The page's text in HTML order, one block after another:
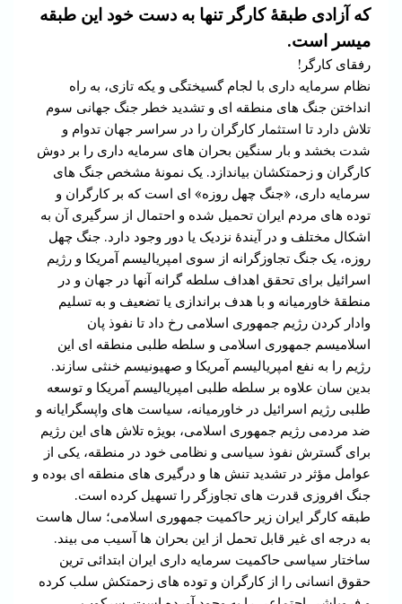
که آزادی طبقۀ کارگر تنها به دست خود این طبقه
میسر است.
رفقای کارگر!
نظام سرمایه داری با لجام گسیختگی و یکه تازی، به راه
انداختن جنگ های منطقه ای و تشدید خطر جنگ جهانی سوم
تلاش دارد تا استثمار کارگران را در سراسر جهان تدوام و
شدت بخشد و بار سنگین بحران های سرمایه داری را بر دوش
کارگران و زحمتکشان بیاندازد. یک نمونۀ مشخص جنگ های
سرمایه داری، «جنگ چهل روزه» ای است که بر کارگران و
توده های مردم ایران تحمیل شده و احتمال از سرگیری آن به
اشکال مختلف و در آیندۀ نزدیک یا دور وجود دارد. جنگ چهل
روزه، یک جنگ تجاوزگرانه از سوی امپریالیسم آمریکا و رژیم
اسرائیل برای تحقق اهداف سلطه گرانه آنها در جهان و در
منطقۀ خاورمیانه و با هدف براندازی یا تضعیف و به تسلیم
وادار کردن رژیم جمهوری اسلامی رخ داد تا نفوذ پان
اسلامیسم جمهوری اسلامی و سلطه طلبی منطقه ای این
رژیم را به نفع امپریالیسم آمریکا و صهیونیسم خنثی سازند.
بدین سان علاوه بر سلطه طلبی امپریالیسم آمریکا و توسعه
طلبی رژیم اسرائیل در خاورمیانه، سیاست های واپسگرایانه و
ضد مردمی رژیم جمهوری اسلامی، بویژه تلاش های این رژیم
برای گسترش نفوذ سیاسی و نظامی خود در منطقه، یکی از
عوامل مؤثر در تشدید تنش ها و درگیری های منطقه ای بوده و
جنگ افروزی قدرت های تجاوزگر را تسهیل کرده است.
طبقه کارگر ایران زیر حاکمیت جمهوری اسلامی؛ سال هاست
به درجه ای غیر قابل تحمل از این بحران ها آسیب می بیند.
ساختار سیاسی حاکمیت سرمایه داری ایران ابتدائی ترین
حقوق انسانی را از کارگران و توده های زحمتکش سلب کرده